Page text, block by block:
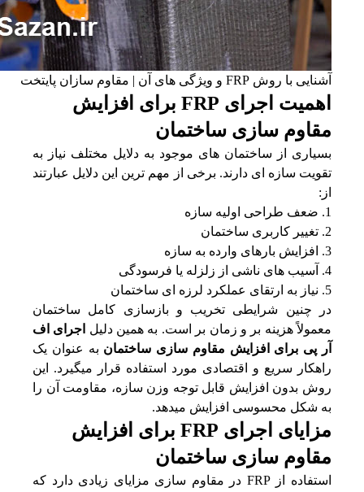
آشنایی با روش FRP‌ و ویژگی های آن | مقاوم سازان پایتخت
اهمیت اجرای FRP برای افزایش
مقاوم سازی ساختمان
بسیاری از ساختمان‌ های موجود به دلایل مختلف نیاز به
تقویت سازه‌ ای دارند. برخی از مهم‌ ترین این دلایل عبارتند
از:
ضعف طراحی اولیه سازه
تغییر کاربری ساختمان
افزایش بارهای وارده به سازه
آسیب‌ های ناشی از زلزله یا فرسودگی
نیاز به ارتقای عملکرد لرزه‌ ای ساختمان
در چنین شرایطی تخریب و بازسازی کامل ساختمان
معمولاً هزینه‌ بر و زمان‌ بر است. به همین دلیل اجرای اف
آر پی برای افزایش مقاوم سازی ساختمان به عنوان یک
راهکار سریع و اقتصادی مورد استفاده قرار میگیرد. این
روش بدون افزایش قابل توجه وزن سازه، مقاومت آن را
به شکل محسوسی افزایش میدهد.
مزایای اجرای FRP برای افزایش
مقاوم سازی ساختمان
استفاده از FRP در مقاوم‌ سازی مزایای زیادی دارد که